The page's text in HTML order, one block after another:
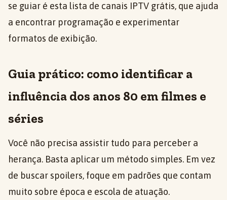
se guiar é esta lista de canais IPTV grátis, que ajuda
a encontrar programação e experimentar
formatos de exibição.
Guia prático: como identificar a
influência dos anos 80 em filmes e
séries
Você não precisa assistir tudo para perceber a
herança. Basta aplicar um método simples. Em vez
de buscar spoilers, foque em padrões que contam
muito sobre época e escola de atuação.